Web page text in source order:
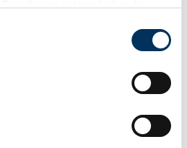
widerrufen
Ihre geografische Lage